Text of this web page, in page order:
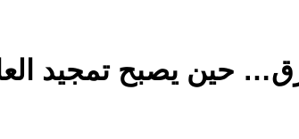
حين يصبح تمجيد